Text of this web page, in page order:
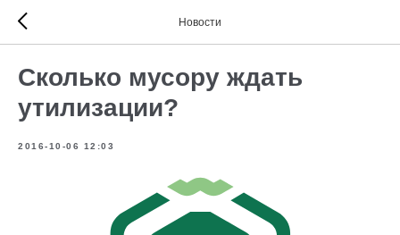
Новости
Сколько мусору ждать
утилизации?
2016-10-06 12:03